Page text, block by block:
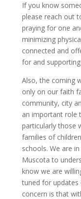
If you know
please reach out
praying for one
minimizing
connected and
for and
Also, the coming
only on our faith
community, city
an important role
particularly those
families of
schools. We are
Muscota to
know we are
tuned for updates
concern is that